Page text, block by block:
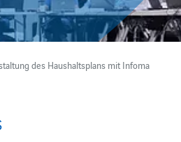
des Haushaltsplans mit Infoma